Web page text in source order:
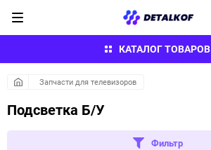
КАТАЛОГ ТОВАРОВ
Запчасти для телевизоров
Подсветка Б/У
Фильтр